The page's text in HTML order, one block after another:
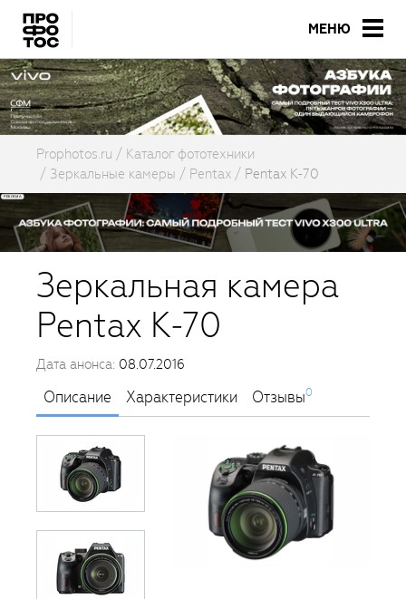
МЕНЮ
Prophotos.ru
Каталог фототехники
Зеркальные камеры
Pentax Pentax K-70
Зеркальная камера
Pentax K-70
Дата анонса: 08.07.2016
Описание Характеристики Отзывы0